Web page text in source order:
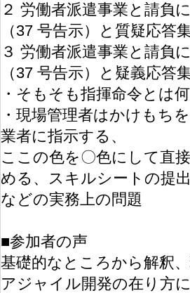
２ 労働者派遣事業と請負
（37 号告示）と質疑応答
３ 労働者派遣事業と請負
（37 号告示）と疑義応
・そもそも指揮命令とは
・現場管理者はかけもち
業者に指示する、
ここの色を〇色にして直
める、スキルシートの提出
などの実務上の問題
■参加者の声
基礎的なところから解釈
アジャイル開発の在り方